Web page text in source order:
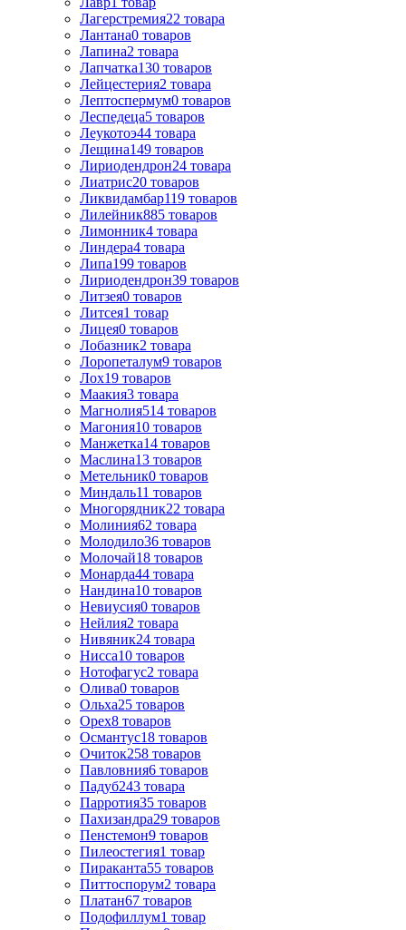
Лагерстремия22 товара
Лантана0 товаров
Лапина2 товара
Лапчатка130 товаров
Лейцестерия2 товара
Лептоспермум0 товаров
Леспедеца5 товаров
Леукотоэ44 товара
Лещина149 товаров
Лиpиодендpон24 товара
Лиатрис20 товаров
Ликвидамбар119 товаров
Лилейник885 товаров
Лимонник4 товара
Линдера4 товара
Липа199 товаров
Лириодендрон39 товаров
Литзея0 товаров
Литсея1 товар
Лицея0 товаров
Лобазник2 товара
Лоропеталум9 товаров
Лох19 товаров
Маакия3 товара
Магнолия514 товаров
Магония10 товаров
Манжетка14 товаров
Маслина13 товаров
Метельник0 товаров
Миндаль11 товаров
Многорядник22 товара
Молиния62 товара
Молодило36 товаров
Молочай18 товаров
Монарда44 товара
Нандина10 товаров
Невиусия0 товаров
Нейлия2 товара
Нивяник24 товара
Нисса10 товаров
Нотофагус2 товара
Олива0 товаров
Ольха25 товаров
Орех8 товаров
Османтус18 товаров
Очиток258 товаров
Павловния6 товаров
Падуб243 товара
Парротия35 товаров
Пахизандра29 товаров
Пенстемон9 товаров
Пилеостегия1 товар
Пираканта55 товаров
Питтоспорум2 товара
Платан67 товаров
Подофиллум1 товар